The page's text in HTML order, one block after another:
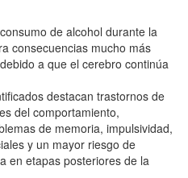
de alcohol durante la
consecuencias mucho más
a que el cerebro continúa
destacan trastornos de
del comportamiento,
de memoria, impulsividad,
y un mayor riesgo de
en etapas posteriores de la